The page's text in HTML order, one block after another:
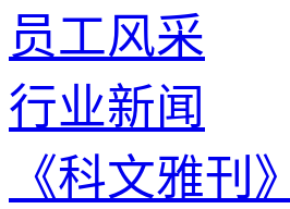
员工风采
行业新闻
《科文雅刊》